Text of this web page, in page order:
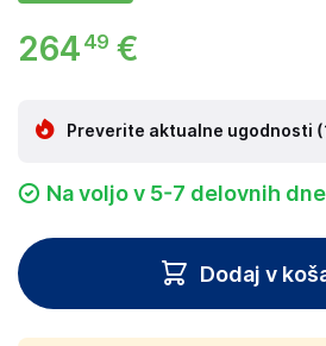
264 49 €
Preverite aktualne ugodnosti
Na voljo v 5-7 delovnih
Dodaj v